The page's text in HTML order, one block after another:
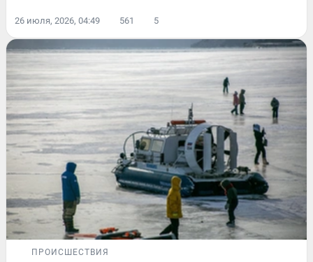
26 июля, 2026, 04:49 561 5
ПРОИСШЕСТВИЯ